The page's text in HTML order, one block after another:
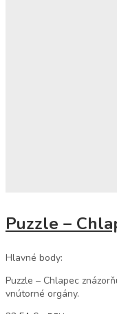
Puzzle –
Hlavné body:
Puzzle – Chlapec
vnútorné orgány.